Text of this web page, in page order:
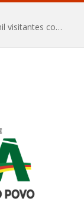
42º Festival do Camarão atrai mais de 20 mil visitantes com maratona de shows nacionais e internacionais